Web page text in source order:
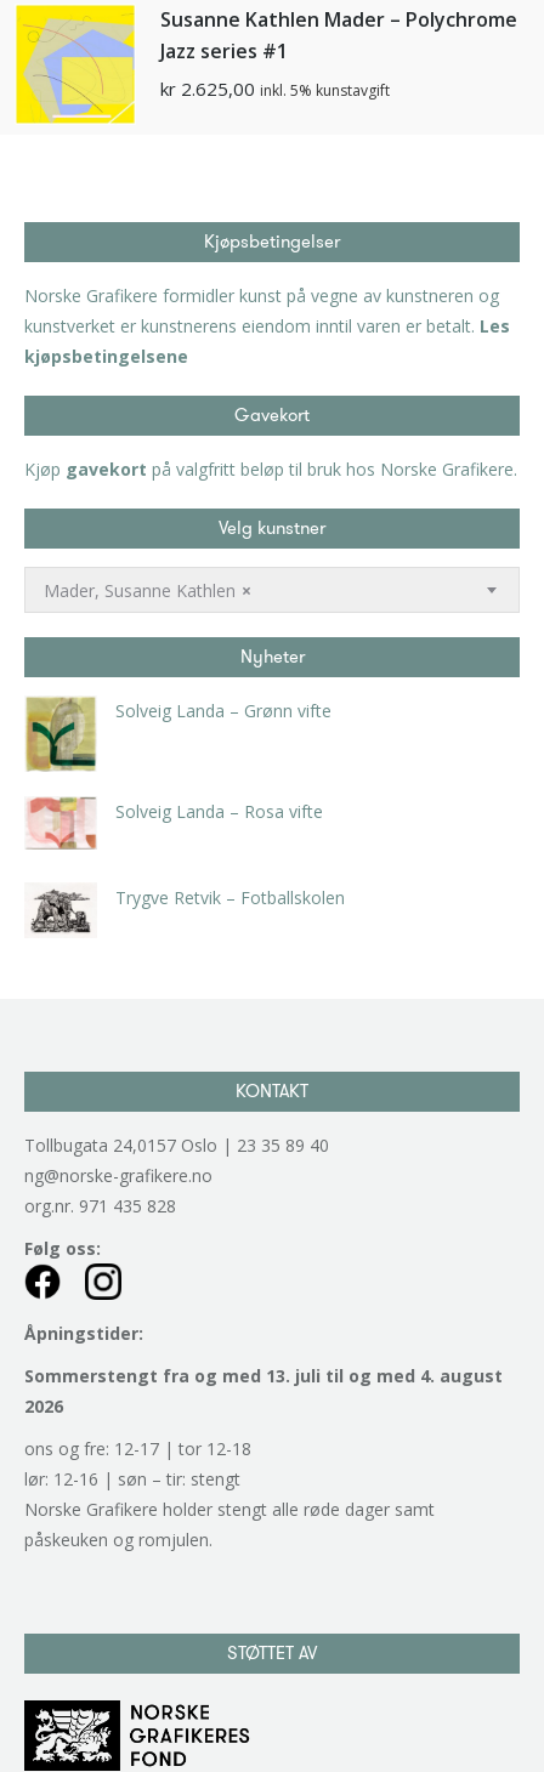
Susanne Kathlen Mader – Polychrome
Jazz series #1
kr 2.625,00 inkl. 5% kunstavgift
Kjøpsbetingelser
Norske Grafikere formidler kunst på vegne av kunstneren og
kunstverket er kunstnerens eiendom inntil varen er betalt. Les
kjøpsbetingelsene
Gavekort
Kjøp gavekort på valgfritt beløp til bruk hos Norske Grafikere.
Velg kunstner
×
Mader, Susanne Kathlen
Nyheter
Solveig Landa – Grønn vifte
Solveig Landa – Rosa vifte
Trygve Retvik – Fotballskolen
KONTAKT
Tollbugata 24,0157 Oslo | 23 35 89 40
ng@norske-grafikere.no
org.nr. 971 435 828
Følg oss:
Åpningstider:
Sommerstengt fra og med 13. juli til og med 4. august
2026
ons og fre: 12-17 | tor 12-18
lør: 12-16 | søn – tir: stengt
Norske Grafikere holder stengt alle røde dager samt
påskeuken og romjulen.
STØTTET AV